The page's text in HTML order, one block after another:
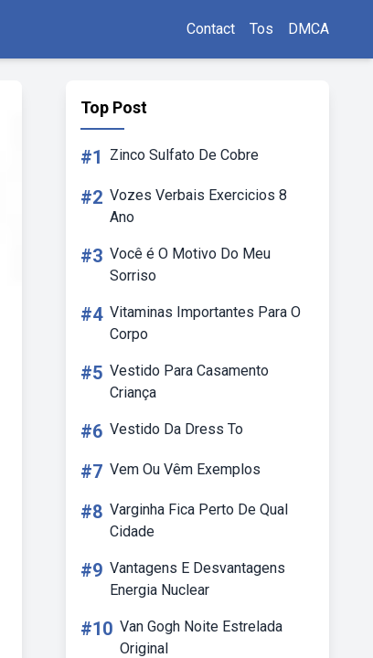
Contact Tos DMCA
Top Post
#1 Zinco Sulfato De Cobre
#2 Vozes Verbais Exercicios 8
Ano
#3 Você é O Motivo Do Meu
Sorriso
#4 Vitaminas Importantes Para O
Corpo
#5 Vestido Para Casamento
Criança
#6 Vestido Da Dress To
#7 Vem Ou Vêm Exemplos
#8 Varginha Fica Perto De Qual
Cidade
#9 Vantagens E Desvantagens
Energia Nuclear
#10 Van Gogh Noite Estrelada
Original